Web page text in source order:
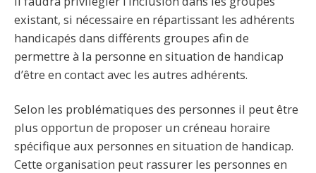
existant, si nécessaire en répartissant les adhérents
handicapés dans différents groupes afin de
permettre à la personne en situation de handicap
d’être en contact avec les autres adhérents.
Selon les problématiques des personnes il peut être
plus opportun de proposer un créneau horaire
spécifique aux personnes en situation de handicap.
Cette organisation peut rassurer les personnes en